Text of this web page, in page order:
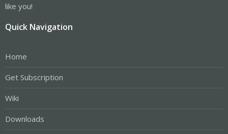
like you!
Quick Navigation
Home
Get Subscription
Wiki
Downloads